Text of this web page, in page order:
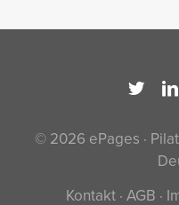
© 2026 ePages ·
Kontakt· AGB ·